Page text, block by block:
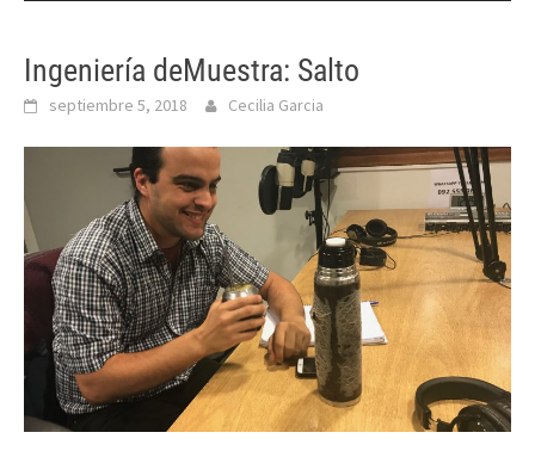
Ingeniería deMuestra: Salto
septiembre 5, 2018 Cecilia Garcia